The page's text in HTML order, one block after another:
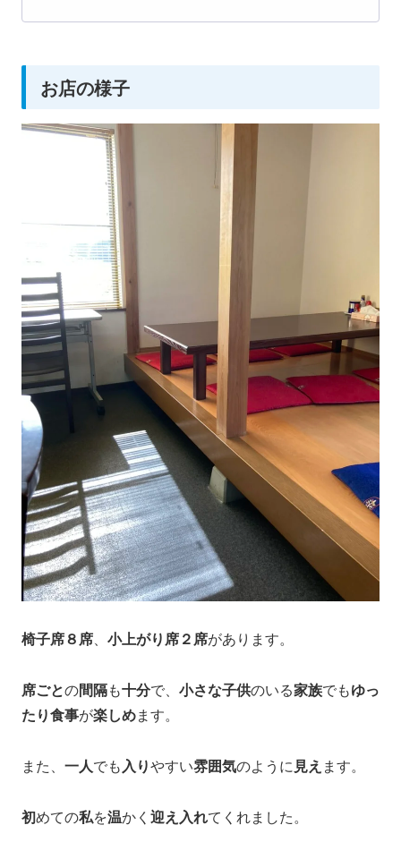
お店の様子
椅子席８席、 小上がり席２席があります。
席ごとの間隔も十分で、 小さな子供のいる家族でもゆっ
たり食事が楽しめます。
また、 一人でも入りやすい雰囲気のように見え ます。
初めての私を温かく 迎え入れてくれました。